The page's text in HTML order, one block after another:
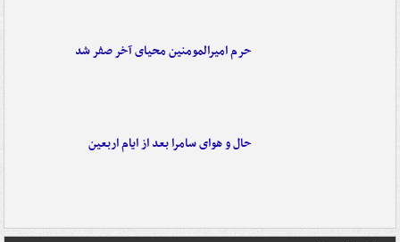
حرم امیرالمومنین محیای آخر صفر شد
حال و هوای سامرا بعد از ایام اربعین